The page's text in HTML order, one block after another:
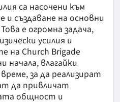
са насочени към
създаване на основни
е огромна задача,
усилия и
на Church Brigade
начала, влагайки
за да реализират
да привличат
общност и